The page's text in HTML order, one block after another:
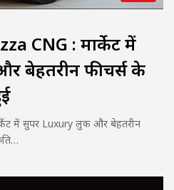
CNG : मार्केट में
बेहतरीन फीचर्स के
में सुपर Luxury लुक और बेहतरीन